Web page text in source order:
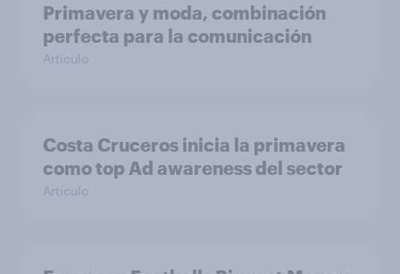
Primavera y moda, combinación
perfecta para la comunicación
Artículo
Costa Cruceros inicia la primavera
como top Ad awareness del sector
Artículo